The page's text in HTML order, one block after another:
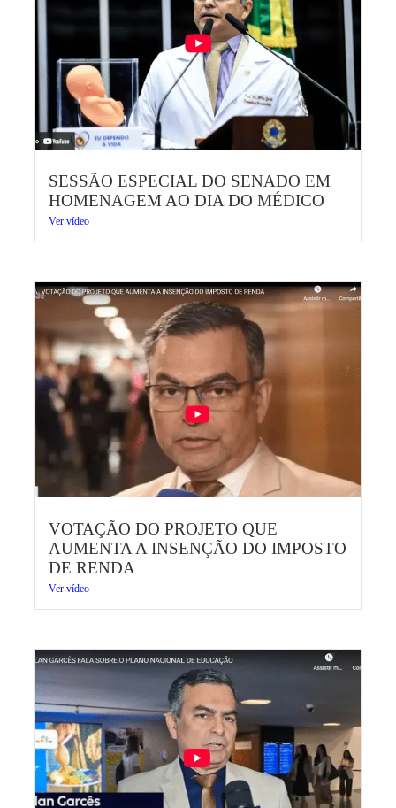
SESSÃO ESPECIAL DO SENADO EM
HOMENAGEM AO DIA DO MÉDICO
Ver vídeo
VOTAÇÃO DO PROJETO QUE
AUMENTA A INSENÇÃO DO IMPOSTO
DE RENDA
Ver vídeo